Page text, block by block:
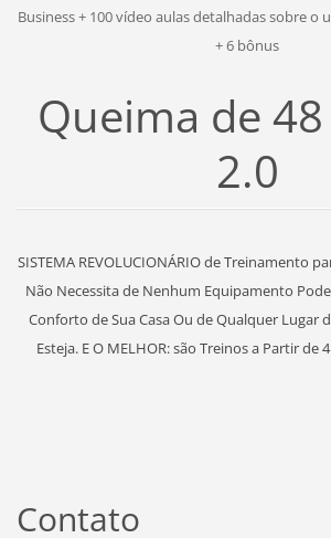
Business + 100 vídeo aulas detalhadas sobre o
+ 6 bônus
Queima de
2.0
SISTEMA REVOLUCIONÁRIO de Treinamento
Não Necessita de Nenhum Equipamento
Conforto de Sua Casa Ou de Qualquer Lugar
Esteja. E O MELHOR: são Treinos a Partir de
Contato